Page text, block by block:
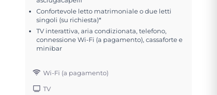
Confortevole letto matrimoniale o due letti
singoli (su richiesta)*
TV interattiva, aria condizionata, telefono,
connessione Wi-Fi (a pagamento), cassaforte e
minibar
Wi-Fi (a pagamento)
TV